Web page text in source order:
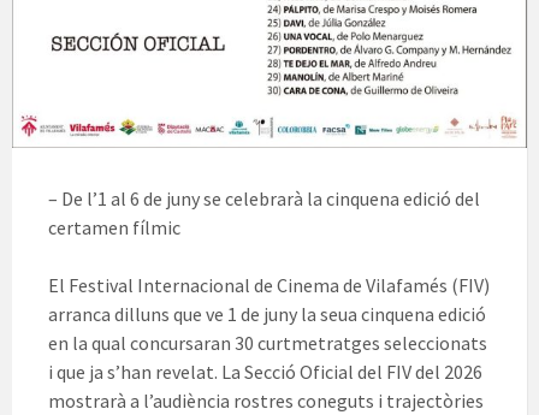
– De l’1 al 6 de juny se celebrarà la cinquena edició del
certamen fílmic
El Festival Internacional de Cinema de Vilafamés (FIV)
arranca dilluns que ve 1 de juny la seua cinquena edició
en la qual concursaran 30 curtmetratges seleccionats
i que ja s’han revelat. La Secció Oficial del FIV del 2026
mostrarà a l’audiència rostres coneguts i trajectòries